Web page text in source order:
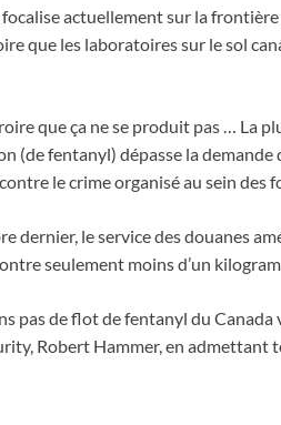
actuellement sur la
que les laboratoires sur le sol
que ça ne se produit pas … La
(de fentanyl) dépasse la demande
le crime organisé au sein des
dernier, le service des douanes
seulement moins d’un
pas de flot de fentanyl du Canada
Robert Hammer, en admettant